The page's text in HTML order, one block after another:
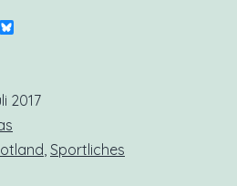
Mastodon
2017
Sportliches